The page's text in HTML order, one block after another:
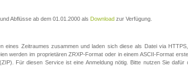
Abflüsse ab dem 01.01.2000 als Download zur Verfügung.
eines Zeitraumes zusammen und laden sich diese als Datei via
werden im proprietären ZRXP-Format oder in einem ASCII-Format
Für diesen Service ist eine Anmeldung nötig. Bitte nutzen Sie